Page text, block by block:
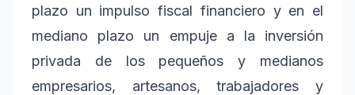
plazo un impulso fiscal financiero y en el
mediano plazo un empuje a la inversión
privada de los pequeños y medianos
empresarios, artesanos, trabajadores y